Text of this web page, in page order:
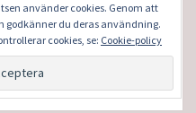
använder cookies. Genom att
godkänner du deras användning.
cookies, se: Cookie-policy